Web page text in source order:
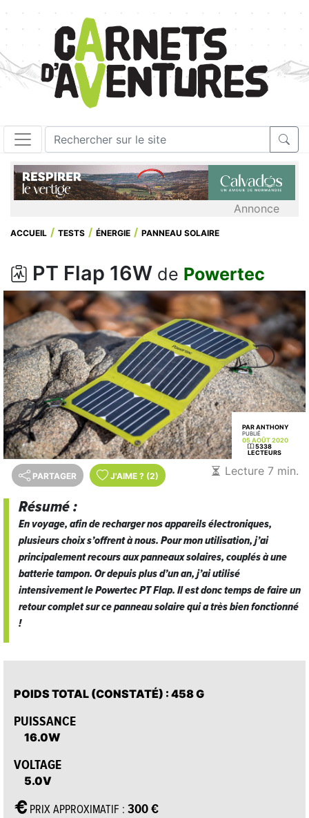
Annonce
ACCUEIL TESTS ÉNERGIE PANNEAU SOLAIRE
PT Flap 16W de Powertec
PAR ANTHONY
PUBLIÉ
05 AOÛT 2020
5338
LECTEURS
PARTAGER J'AIME ? (2) Lecture 7 min.
Résumé :
En voyage, afin de recharger nos appareils électroniques,
plusieurs choix s’offrent à nous. Pour mon utilisation, j’ai
principalement recours aux panneaux solaires, couplés à une
batterie tampon. Or depuis plus d’un an, j’ai utilisé
intensivement lePowertec PT Flap. Il est donc temps de faire un
retour complet sur ce panneau solaire qui a très bien fonctionné
!
POIDS TOTAL (CONSTATÉ) : 458 G
PUISSANCE
16.0W
VOLTAGE
5.0V
PRIX APPROXIMATIF : 300 €